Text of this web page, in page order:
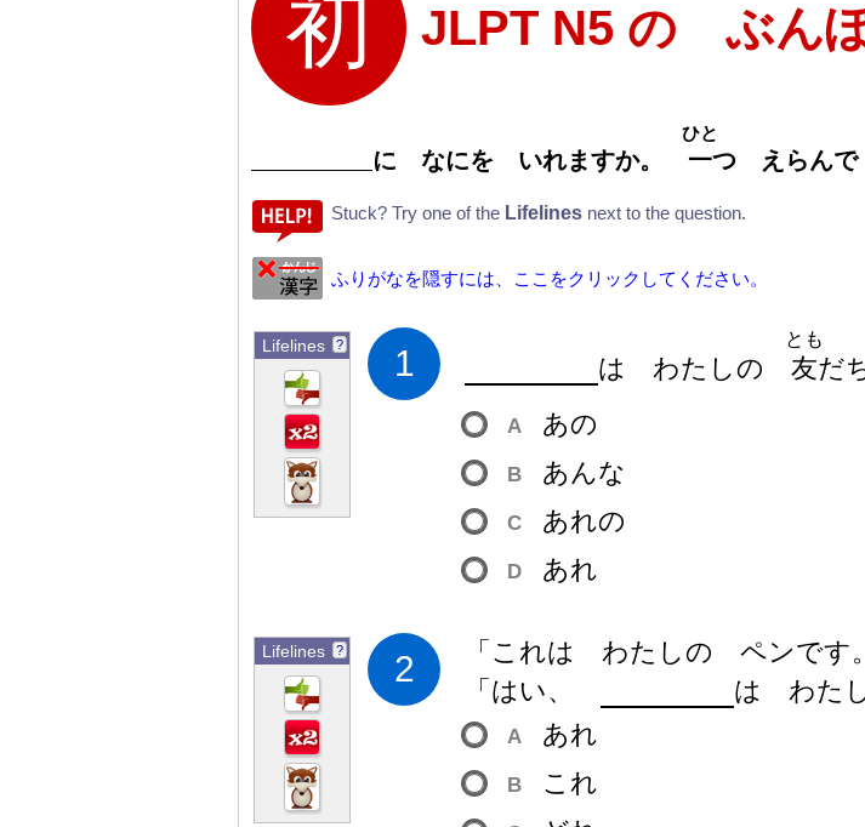
JLPT N5 の ぶん
に なにを いれますか。 一
ひと
つ えらんで
Stuck? Try one of the Lifelines next to the question.
ふりがなを隠すには、ここをクリックしてください。
Lifelines ? 1 は わたしの 友
とも
だ
A あの
B あんな
C あれの
D あれ
Lifelines ? 2
「これは わたしの ペンで
「はい、
は わた
A あれ
B これ